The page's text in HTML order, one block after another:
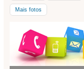
Mais fotos